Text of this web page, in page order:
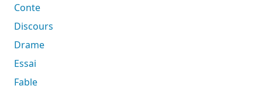
Conte
Discours
Drame
Essai
Fable